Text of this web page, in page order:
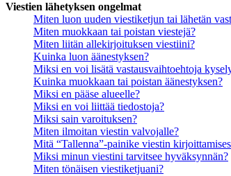
Viestien lähetyksen ongelmat
Miten luon uuden viestiketjun tai lähetän
Miten muokkaan tai poistan viestejä?
Miten liitän allekirjoituksen viestiini?
Kuinka luon äänestyksen?
Miksi en voi lisätä vastausvaihtoehtoja
Kuinka muokkaan tai poistan äänestyksen?
Miksi en pääse alueelle?
Miksi en voi liittää tiedostoja?
Miksi sain varoituksen?
Miten ilmoitan viestin valvojalle?
Mitä “Tallenna”-painike viestin
Miksi minun viestini tarvitsee hyväksynnän?
Miten tönäisen viestiketjuani?